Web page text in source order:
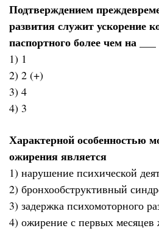
Подтверждением
развития служит ускорение
паспортного более чем на ___
1) 1
2) 2 (+)
3) 4
4) 3
Характерной особенностью
ожирения является
1) нарушение психической
2) бронхообструктивный
3) задержка психомоторного
4) ожирение с первых